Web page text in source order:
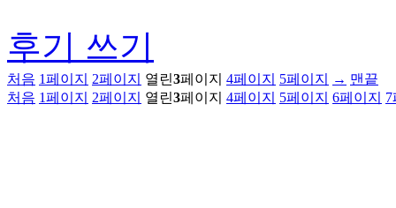
후기 쓰기
처음 1페이지 2페이지 열린3페이지 4페이지 5페이지 → 맨끝
처음 1페이지 2페이지 열린3페이지 4페이지 5페이지 6페이지 7